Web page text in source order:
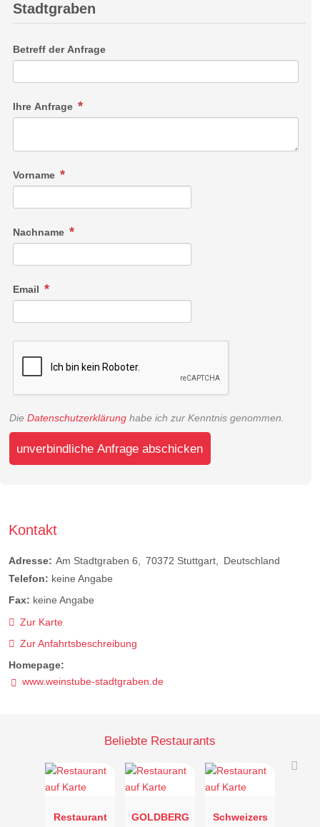
Stadtgraben
Betreff der Anfrage
Ihre Anfrage
Vorname
Nachname
Email
Die Datenschutzerklärung habe ich zur Kenntnis genommen.
unverbindliche Anfrage abschicken
Kontakt
Adresse: Am Stadtgraben 6 70372 Stuttgart
Deutschland
Telefon: keine Angabe
Fax: keine Angabe
Zur Karte
Zur Anfahrtsbeschreibung
Homepage:
www.weinstube-stadtgraben.de
Beliebte Restaurants
Restaurant
GOLDBERG
Schweizers